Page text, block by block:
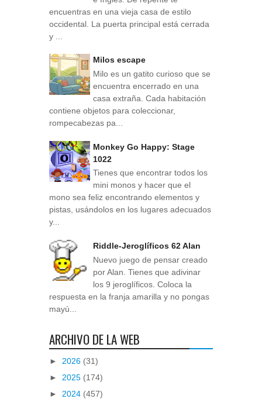
encuentras en una vieja casa de estilo
occidental. La puerta principal está cerrada
y ...
Milos escape
Milo es un gatito curioso que se
encuentra encerrado en una
casa extraña. Cada habitación
contiene objetos para coleccionar,
rompecabezas pa...
Monkey Go Happy: Stage
1022
Tienes que encontrar todos los
mini monos y hacer que el
mono sea feliz encontrando elementos y
pistas, usándolos en los lugares adecuados
y...
Riddle-Jeroglíficos 62 Alan
Nuevo juego de pensar creado
por Alan. Tienes que adivinar
los 9 jeroglíficos. Coloca la
respuesta en la franja amarilla y no pongas
mayú...
ARCHIVO DE LA WEB
► 2026 (31)
► 2025 (174)
► 2024 (457)